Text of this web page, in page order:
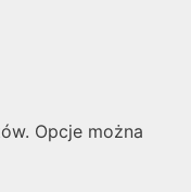
Opcje można